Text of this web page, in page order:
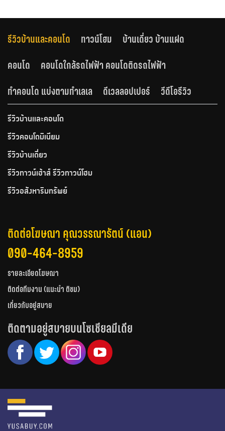
รีวิวบ้านและคอนโด ทาวน์โฮม
บ้านเดี่ยว บ้านแฝด
คอนโด
คอนโดใกล้รถไฟฟ้า คอนโดติดรถไฟฟ้า
ทำคอนโด แบ่งตามทำเลเล
ดีเวลลอปเปอร์ วีดีโอรีวิว
รีวิวบ้านและคอนโด
รีวิวคอนโดมิเนียม
รีวิวบ้านเดี่ยว
รีวิวทาวน์เฮ้าส์ รีวิวทาวน์โฮม
รีวิวอสังหาริมทรัพย์
ติดต่อโฆษณา คุณวรรณารัตน์ (แอน)
090-464-8959
รายละเอียดโฆษณา
ติดต่อทีมงาน (แนะนำ ติชม)
เกี่ยวกับอยู่สบาย
ติดตามอยู่สบายบนโซเชียลมีเดีย